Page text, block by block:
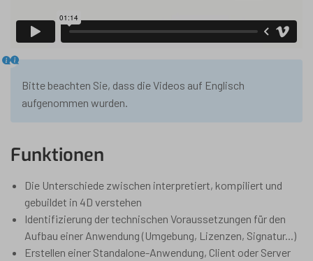
Bitte beachten Sie, dass die Videos auf Englisch
aufgenommen wurden.
Funktionen
Die Unterschiede zwischen interpretiert, kompiliert und
gebuildet in 4D verstehen
Identifizierung der technischen Voraussetzungen für den
Aufbau einer Anwendung (Umgebung, Lizenzen, Signatur...)
Erstellen einer Standalone-Anwendung, Client oder Server